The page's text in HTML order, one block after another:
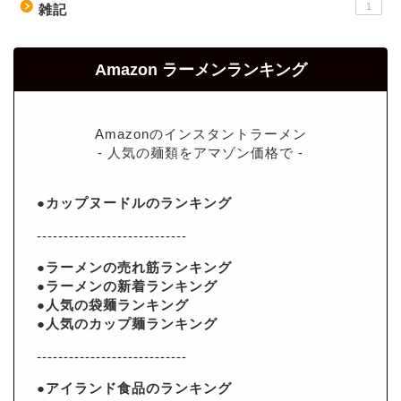
雑記 1
Amazon ラーメンランキング
Amazonのインスタントラーメン
- 人気の麺類をアマゾン価格で -
●カップヌードルのランキング
----------------------------
●ラーメンの売れ筋ランキング
●ラーメンの新着ランキング
●人気の袋麺ランキング
●人気のカップ麺ランキング
----------------------------
●アイランド食品のランキング